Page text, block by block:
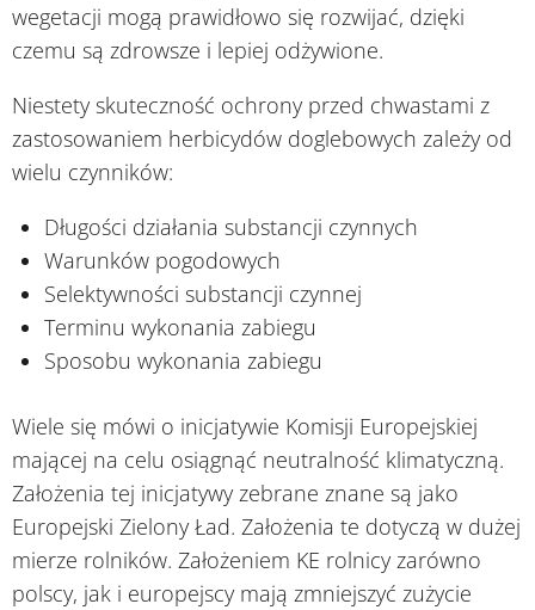
wegetacji mogą prawidłowo się rozwijać, dzięki
czemu są zdrowsze i lepiej odżywione.
Niestety skuteczność ochrony przed chwastami z
zastosowaniem herbicydów doglebowych zależy od
wielu czynników:
Długości działania substancji czynnych
Warunków pogodowych
Selektywności substancji czynnej
Terminu wykonania zabiegu
Sposobu wykonania zabiegu
Wiele się mówi o inicjatywie Komisji Europejskiej
mającej na celu osiągnąć neutralność klimatyczną.
Założenia tej inicjatywy zebrane znane są jako
Europejski Zielony Ład. Założenia te dotyczą w dużej
mierze rolników. Założeniem KE rolnicy zarówno
polscy, jak i europejscy mają zmniejszyć zużycie